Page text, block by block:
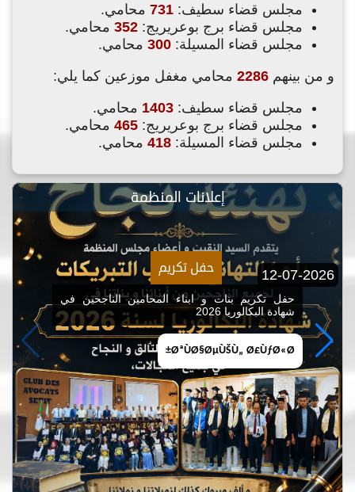
مجلس قضاء سطيف: 731 محامي.
مجلس قضاء برج بوعريريج: 352 محامي.
مجلس قضاء المسيلة: 300 محامي.
و من بينهم 2286 محامي مغفل موزعين كما يلي:
مجلس قضاء سطيف: 1403 محامي.
مجلس قضاء برج بوعريريج: 465 محامي.
مجلس قضاء المسيلة: 418 محامي.
إعلانات المنظمة
12-07-2026 حفل تكريم
حفل تكريم بنات و ابناء المحامين الناجحين في
شهادة البكالوريا 2026